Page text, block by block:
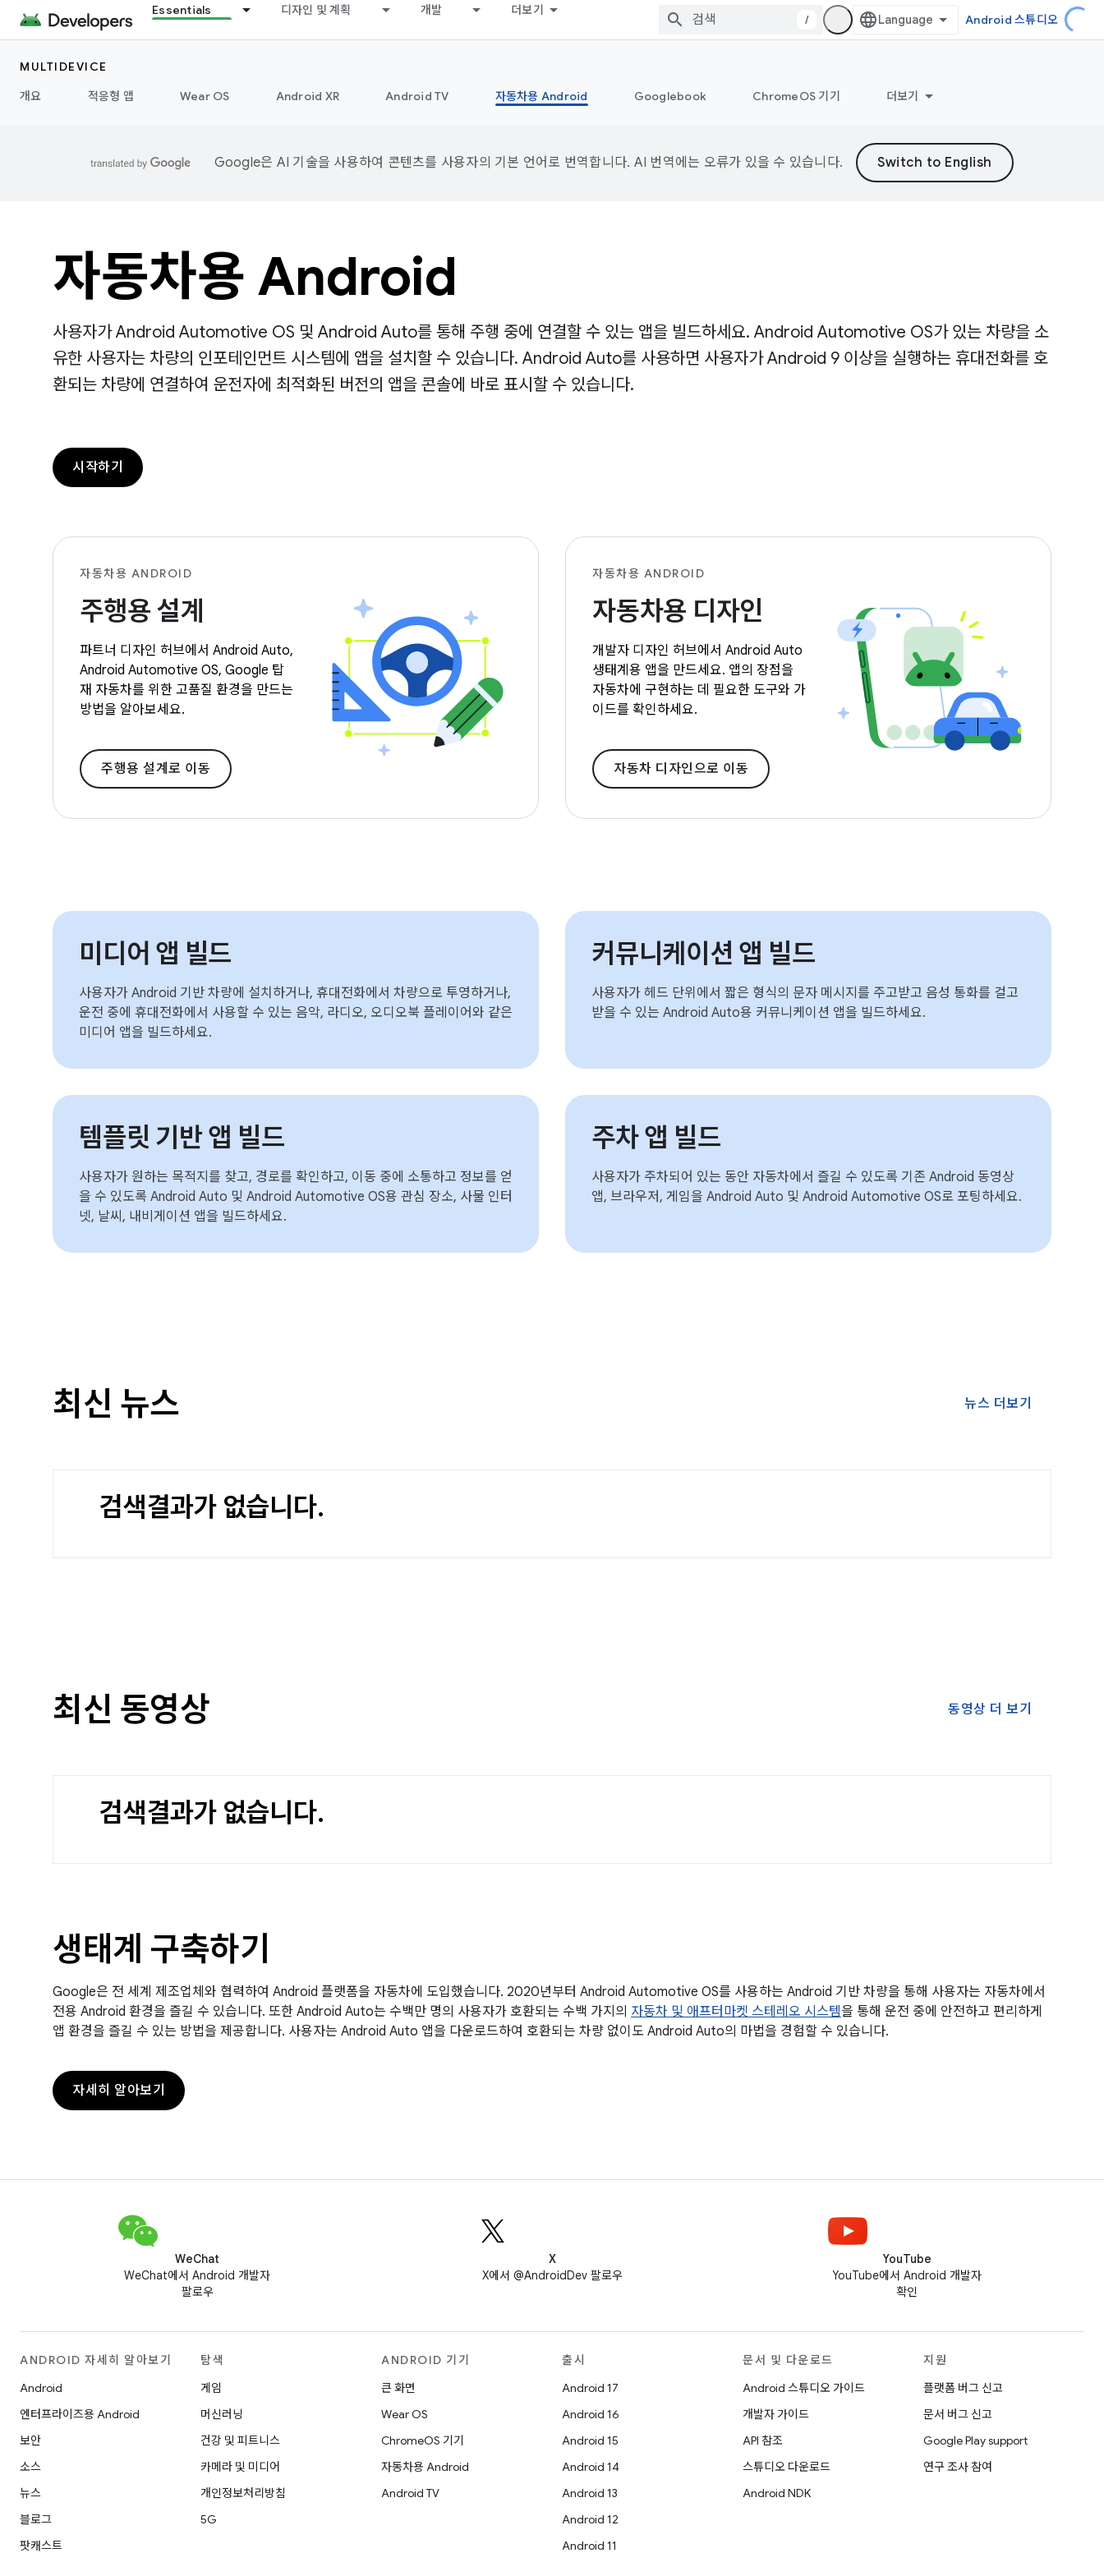
Essentials 디자인 및 계획 개발 더보기
/ Android 스튜디오
MULTIDEVICE
개요
적응형 앱 Wear OS Android XR Android TV 자동차용 Android Googlebook ChromeOS 기기 더보기
Google은 AI 기술을 사용하여 콘텐츠를 사용자의 기본 언어로 번역합니다. AI 번역에는 오류가 있을 수 있습니다.
자동차용 Android
사용자가 Android Automotive OS 및 Android Auto를 통해 주행 중에 연결할 수 있는 앱을 빌드하세요. Android Automotive OS가 있는 차량을 소
유한 사용자는 차량의 인포테인먼트 시스템에 앱을 설치할 수 있습니다. Android Auto를 사용하면 사용자가 Android 9 이상을 실행하는 휴대전화를 호
환되는 차량에 연결하여 운전자에 최적화된 버전의 앱을 콘솔에 바로 표시할 수 있습니다.
시작하기
자동차용 ANDROID
주행용 설계
파트너 디자인 허브에서 Android Auto,
Android Automotive OS, Google 탑
재 자동차를 위한 고품질 환경을 만드는
방법을 알아보세요.
주행용 설계로 이동
자동차용 ANDROID
자동차용 디자인
개발자 디자인 허브에서 Android Auto
생태계용 앱을 만드세요. 앱의 장점을
자동차에 구현하는 데 필요한 도구와 가
이드를 확인하세요.
자동차 디자인으로 이동
미디어 앱 빌드
사용자가 Android 기반 차량에 설치하거나, 휴대전화에서 차량으로 투영하거나,
운전 중에 휴대전화에서 사용할 수 있는 음악, 라디오, 오디오북 플레이어와 같은
미디어 앱을 빌드하세요.
커뮤니케이션 앱 빌드
사용자가 헤드 단위에서 짧은 형식의 문자 메시지를 주고받고 음성 통화를 걸고
받을 수 있는 Android Auto용 커뮤니케이션 앱을 빌드하세요.
템플릿 기반 앱 빌드
사용자가 원하는 목적지를 찾고, 경로를 확인하고, 이동 중에 소통하고 정보를 얻
을 수 있도록 Android Auto 및 Android Automotive OS용 관심 장소, 사물 인터
넷, 날씨, 내비게이션 앱을 빌드하세요.
주차 앱 빌드
사용자가 주차되어 있는 동안 자동차에서 즐길 수 있도록 기존 Android 동영상
앱, 브라우저, 게임을 Android Auto 및 Android Automotive OS로 포팅하세요.
최신 뉴스 뉴스 더보기
검색결과가 없습니다.
최신 동영상 동영상 더 보기
검색결과가 없습니다.
생태계 구축하기
Google은 전 세계 제조업체와 협력하여 Android 플랫폼을 자동차에 도입했습니다. 2020년부터 Android Automotive OS를 사용하는 Android 기반 차량을 통해 사용자는 자동차에서
전용 Android 환경을 즐길 수 있습니다. 또한 Android Auto는 수백만 명의 사용자가 호환되는 수백 가지의 자동차 및 애프터마켓 스테레오 시스템을 통해 운전 중에 안전하고 편리하게
앱 환경을 즐길 수 있는 방법을 제공합니다. 사용자는 Android Auto 앱을 다운로드하여 호환되는 차량 없이도 Android Auto의 마법을 경험할 수 있습니다.
자세히 알아보기
WeChat
WeChat에서 Android 개발자
팔로우
X
X에서 @AndroidDev 팔로우
YouTube
YouTube에서 Android 개발자
확인
ANDROID 자세히 알아보기
Android
엔터프라이즈용 Android
보안
소스
뉴스
블로그
팟캐스트
탐색
게임
머신러닝
건강 및 피트니스
카메라 및 미디어
개인정보처리방침
5G
ANDROID 기기
큰 화면
Wear OS
ChromeOS 기기
자동차용 Android
Android TV
출시
Android 17
Android 16
Android 15
Android 14
Android 13
Android 12
Android 11
문서 및 다운로드
Android 스튜디오 가이드
개발자 가이드
API 참조
스튜디오 다운로드
Android NDK
지원
플랫폼 버그 신고
문서 버그 신고
Google Play support
연구 조사 참여